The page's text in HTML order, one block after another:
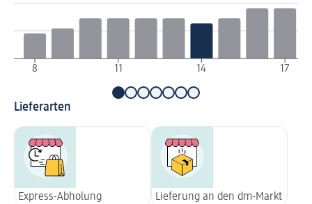
8 11 14 17
Lieferarten
Express-Abholung Lieferung an den dm-Markt